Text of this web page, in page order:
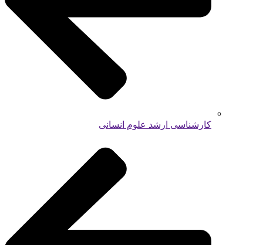
کارشناسی ارشد علوم انسانی